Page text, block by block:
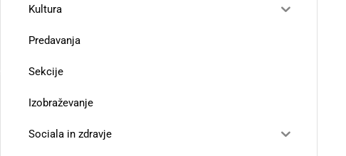
Kultura
Predavanja
Sekcije
Izobraževanje
Sociala in zdravje